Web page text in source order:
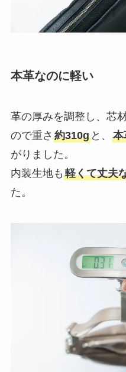
本革なのに軽い
革の厚みを調整し、芯
ので重さ 約310gと、 本
がりました。
内装生地も 軽くて丈夫
た。